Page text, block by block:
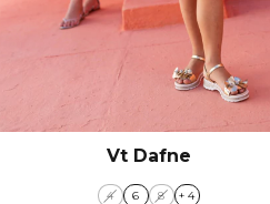
Vt Dafne
4 6 8 + 4